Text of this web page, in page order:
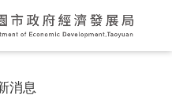
消息